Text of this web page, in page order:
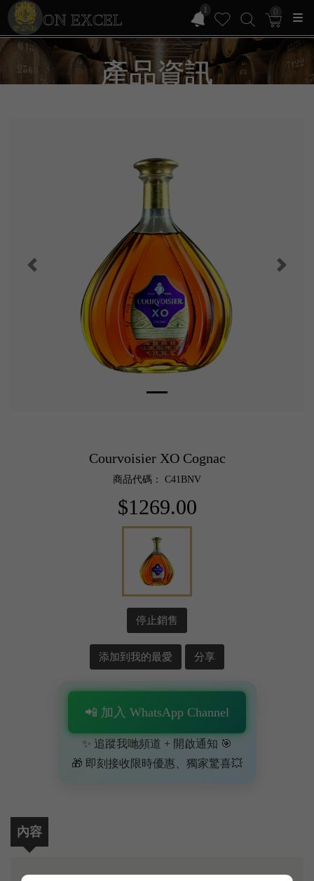
ON EXCEL
1 0
產品資訊
Courvoisier XO Cognac
商品代碼： C41BNV
$1269.00
停止銷售
添加到我的最愛 分享
📲 加入 WhatsApp Channel
✨ 追蹤我哋頻道 + 開啟通知 🎯
🎁 即刻接收限時優惠、獨家驚喜💥
內容